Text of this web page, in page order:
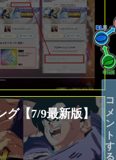
グ【7/9最新版】 コメントする